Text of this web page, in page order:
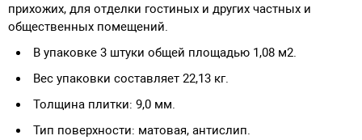
прихожих, для отделки гостиных и других частных и
общественных помещений.
В упаковке 3 штуки общей площадью 1,08 м2.
Вес упаковки составляет 22,13 кг.
Толщина плитки: 9,0 мм.
Тип поверхности: матовая, антислип.